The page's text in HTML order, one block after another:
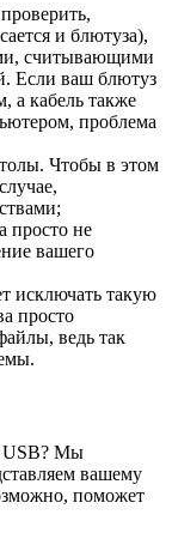
и блютуза),
считывающими
Если ваш блютуз
а кабель также
проблема
Чтобы в этом
просто не
вашего
исключать такую
просто
ведь так
USB? Мы
вашему
поможет